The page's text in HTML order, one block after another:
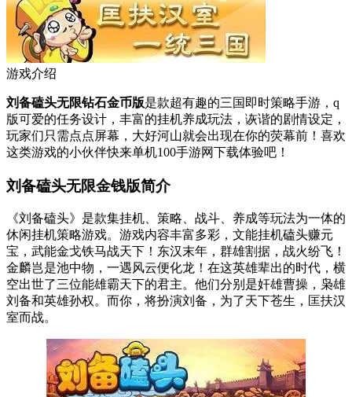
游戏介绍
刘备磕头无限钻石金币版是款超有趣的三国即时策略手游，q
版可爱的任务设计，丰富的挂机养成玩法，诙谐的剧情设定，
玩家们只需点点屏幕，大好河山就会出现在你的荧幕前！喜欢
这类游戏的小伙伴快来单机100手游网下载体验吧！
刘备磕头无限金钱版简介
《刘备磕头》是款集挂机、策略、战斗、养成等玩法为一体的
休闲挂机策略游戏。游戏内容丰富多彩，文能挂机磕头赚元
宝，武能金戈铁马战天下！东汉末年，群雄割据，战火纷飞！
金麟岂是池中物，一遇风云便化龙！在这英雄辈出的时代，横
空出世了三位能雄霸天下的君主。他们分别是奸雄曹操，枭雄
刘备和英雄孙权。而你，将扮演刘备，为了天下苍生，匡扶汉
室而战。